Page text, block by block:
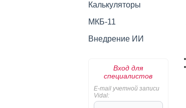
Калькуляторы
МКБ-11
Внедрение ИИ
Вход для
специалистов
E-mail учетной записи
Vidal: